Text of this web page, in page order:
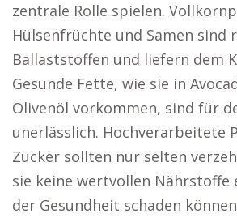
zentrale Rolle spielen.
Hülsenfrüchte und Samen sind
Ballaststoffen und liefern dem
Gesunde Fette, wie sie in
Olivenöl vorkommen, sind für
unerlässlich. Hochverarbeitete
Zucker sollten nur selten
sie keine wertvollen Nährstoffe
der Gesundheit schaden